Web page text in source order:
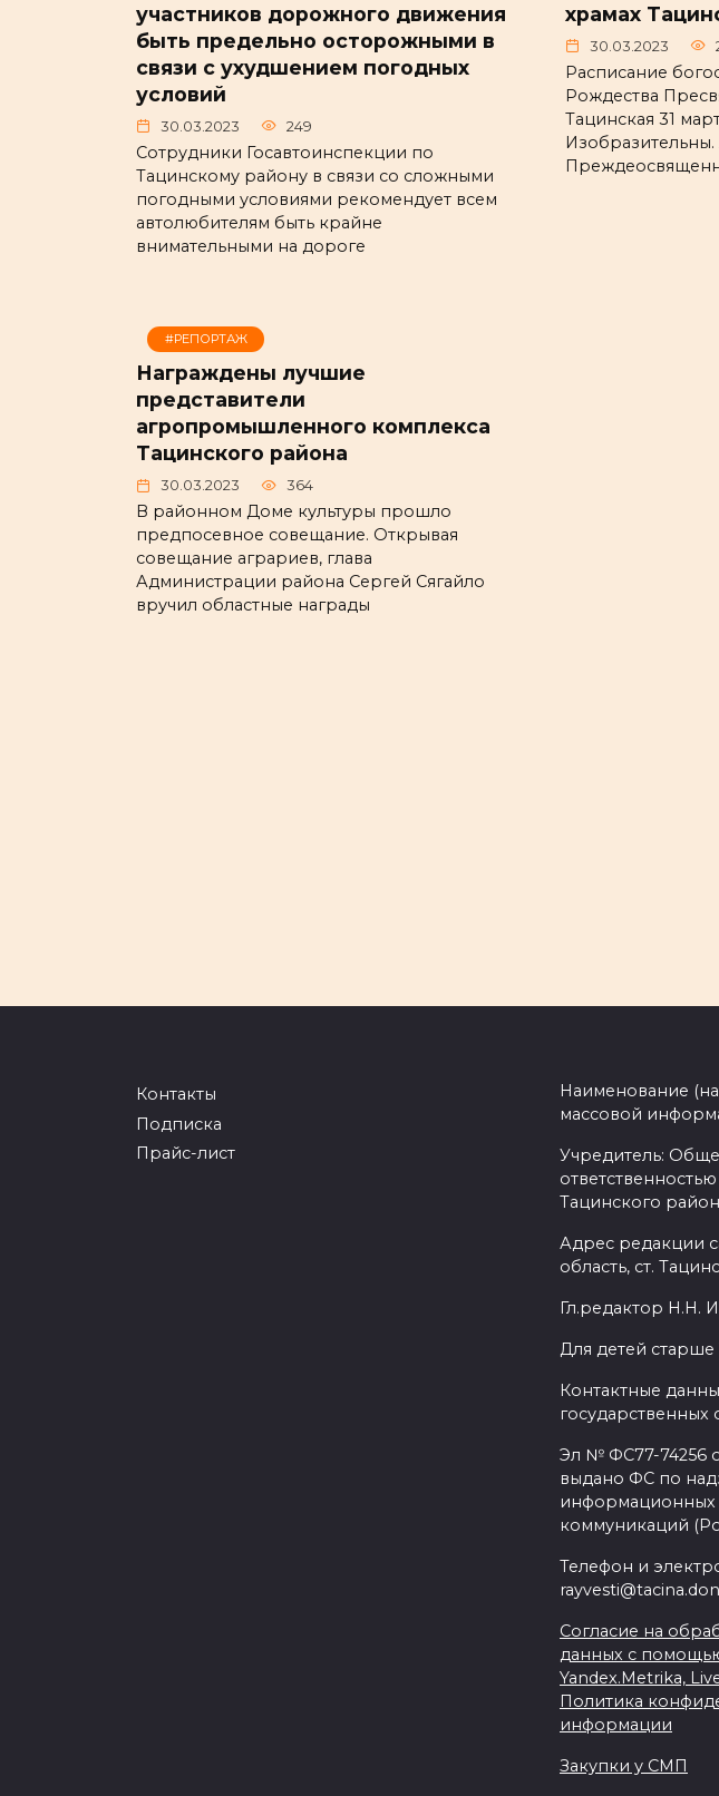
участников дорожного движения
быть предельно осторожными в
связи с ухудшением погодных
условий
30.03.2023 249
Сотрудники Госавтоинспекции по
Тацинскому району в связи со сложными
погодными условиями рекомендует всем
автолюбителям быть крайне
внимательными на дороге
храмах
30.03.2023
Расписание
Рождества
Тацинская 31
Изобразительны.
#РЕПОРТАЖ
Награждены лучшие
представители
агропромышленного комплекса
Тацинского района
30.03.2023 364
В районном Доме культуры прошло
предпосевное совещание. Открывая
совещание аграриев, глава
Администрации района Сергей Сягайло
вручил областные награды
Контакты
Подписка
Прайс-лист
Наименование
массовой
Учредитель:
Тацинского
Адрес редакции
область, ст.
Гл.редактор Н.Н.
Для детей старше
Контактные
государственных
Эл № ФС77-74256
выдано ФС по
информационных
коммуникаций
Телефон и
Согласие на
данных с
Yandex.Metrika,
Политика
информации
Закупки у СМП